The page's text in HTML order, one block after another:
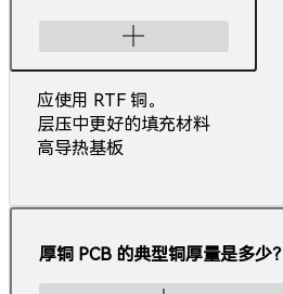
应使用 RTF 铜。
层压中更好的填充材料
高导热基板
厚铜 PCB 的典型铜厚量是多少？